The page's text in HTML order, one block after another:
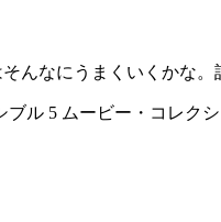
んなにうまくいくかな。
ブル 5 ムービー・コレ